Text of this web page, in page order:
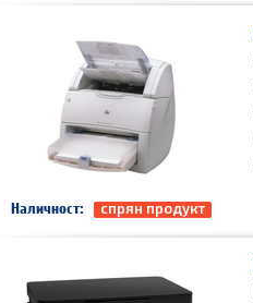
Наличност: спрян продукт